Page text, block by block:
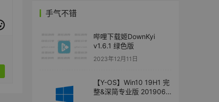
手气不错
哔哩下载姬DownKyi
v1.6.1 绿色版
2023年12月11日
【Y-OS】Win10 19H1 完
整&深简专业版 201906